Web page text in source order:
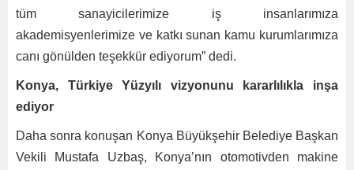
tüm sanayicilerimize iş insanlarımıza
akademisyenlerimize ve katkı sunan kamu kurumlarımıza
canı gönülden teşekkür ediyorum” dedi.
Konya, Türkiye Yüzyılı vizyonunu kararlılıkla inşa
ediyor
Daha sonra konuşan Konya Büyükşehir Belediye Başkan
Vekili Mustafa Uzbaş, Konya’nın otomotivden makine